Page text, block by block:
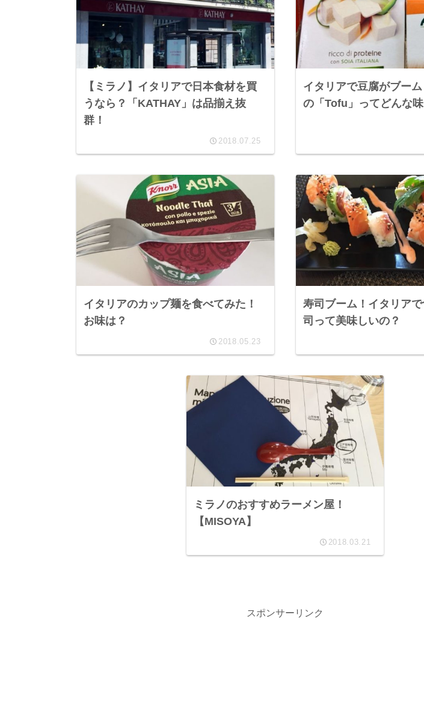
【ミラノ】イタリアで日本食材を買
うなら？「KATHAY」は品揃え抜
群！
2018.07.25
イタリアで豆腐がブー
の「Tofu」ってどんな味
イタリアのカップ麺を食べてみた！
お味は？
2018.05.23
寿司ブーム！イタリア
司って美味しいの？
ミラノのおすすめラーメン屋！
【MISOYA】
2018.03.21
スポンサーリンク